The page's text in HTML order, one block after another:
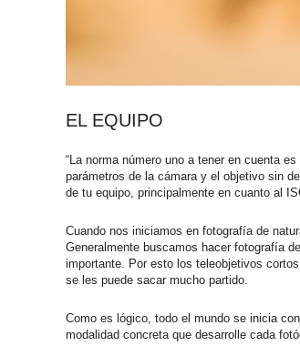
EL EQUIPO
“La norma número uno a tener en cuenta
parámetros de la cámara y el objetivo sin
de tu equipo, principalmente en cuanto al
Cuando nos iniciamos en fotografía de
Generalmente buscamos hacer fotografía
importante. Por esto los teleobjetivos
se les puede sacar mucho partido.
Como es lógico, todo el mundo se inicia
modalidad concreta que desarrolle cada